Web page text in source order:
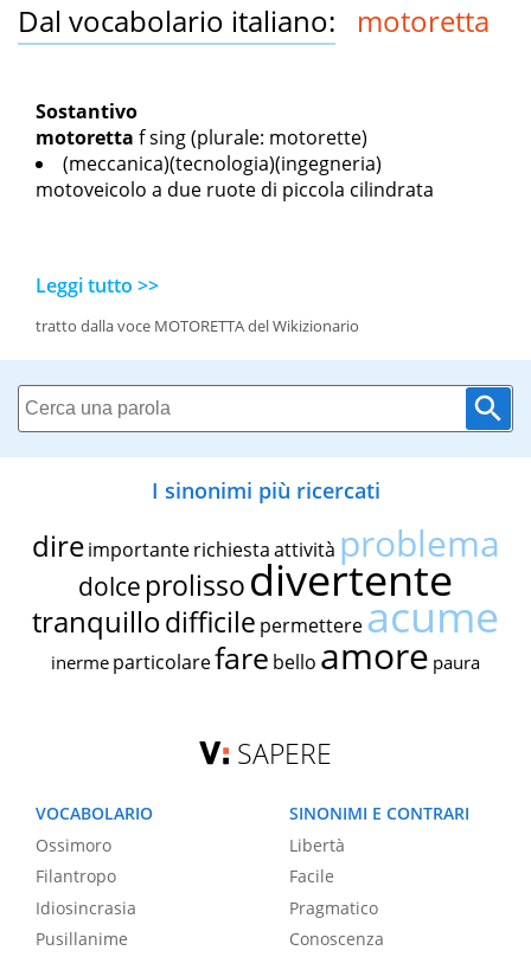
Dal vocabolario italiano: motoretta
Sostantivo
motoretta f sing(plurale: motorette)
(meccanica)(tecnologia)(ingegneria)
motoveicolo a due ruote di piccola cilindrata
Leggi tutto >>
tratto dalla voce MOTORETTA del Wikizionario
I sinonimi più ricercati
dire importante richiestaattività problema
dolce prolissodivertente
tranquillodifficile permettereacume
inerme particolarefare bello amore paura
SAPERE
VOCABOLARIO
Ossimoro
Filantropo
Idiosincrasia
Pusillanime
SINONIMI E CONTRARI
Libertà
Facile
Pragmatico
Conoscenza